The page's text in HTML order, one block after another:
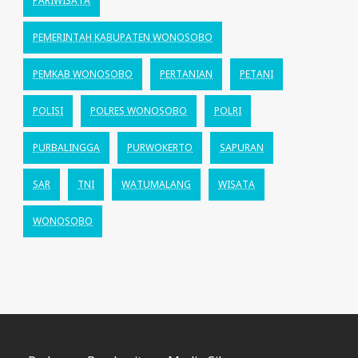
PEMERINTAH KABUPATEN WONOSOBO
PEMKAB WONOSOBO PERTANIAN PETANI
POLISI POLRES WONOSOBO POLRI
PURBALINGGA PURWOKERTO SAPURAN
SAR TNI WATUMALANG WISATA
WONOSOBO